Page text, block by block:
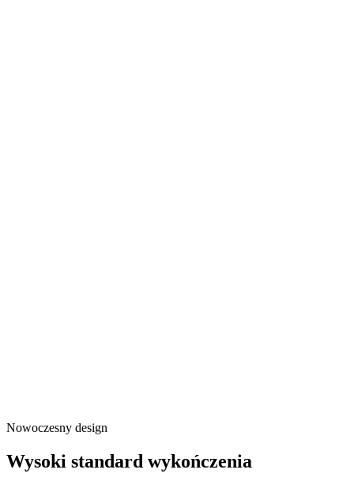
Nowoczesny design
Wysoki standard wykończenia